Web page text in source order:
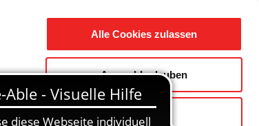
Alle Cookies zulassen
Auswahl erlauben
Ablehnen
Gemeinde / Geschichte